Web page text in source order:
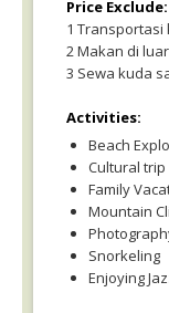
Price Exclude:
1 Transportasi
2 Makan di
3 Sewa kuda
Activities:
Beach
Cultural trip
Family
Mountain
Snorkeling
Enjoying